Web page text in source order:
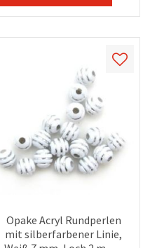
Opake Acryl Rundperlen
mit silberfarbener Linie,